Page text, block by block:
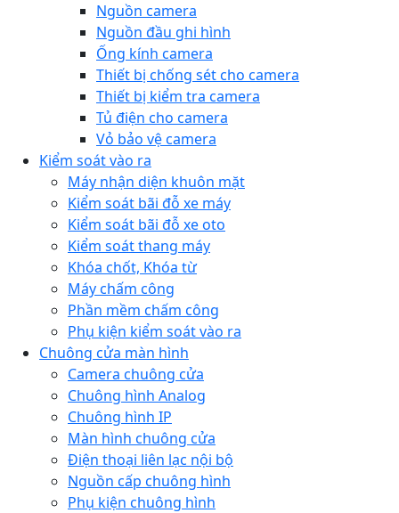
Nguồn camera
Nguồn đầu ghi hình
Ống kính camera
Thiết bị chống sét cho camera
Thiết bị kiểm tra camera
Tủ điện cho camera
Vỏ bảo vệ camera
Kiểm soát vào ra
Máy nhận diện khuôn mặt
Kiểm soát bãi đỗ xe máy
Kiểm soát bãi đỗ xe oto
Kiểm soát thang máy
Khóa chốt, Khóa từ
Máy chấm công
Phần mềm chấm công
Phụ kiện kiểm soát vào ra
Chuông cửa màn hình
Camera chuông cửa
Chuông hình Analog
Chuông hình IP
Màn hình chuông cửa
Điện thoại liên lạc nội bộ
Nguồn cấp chuông hình
Phụ kiện chuông hình